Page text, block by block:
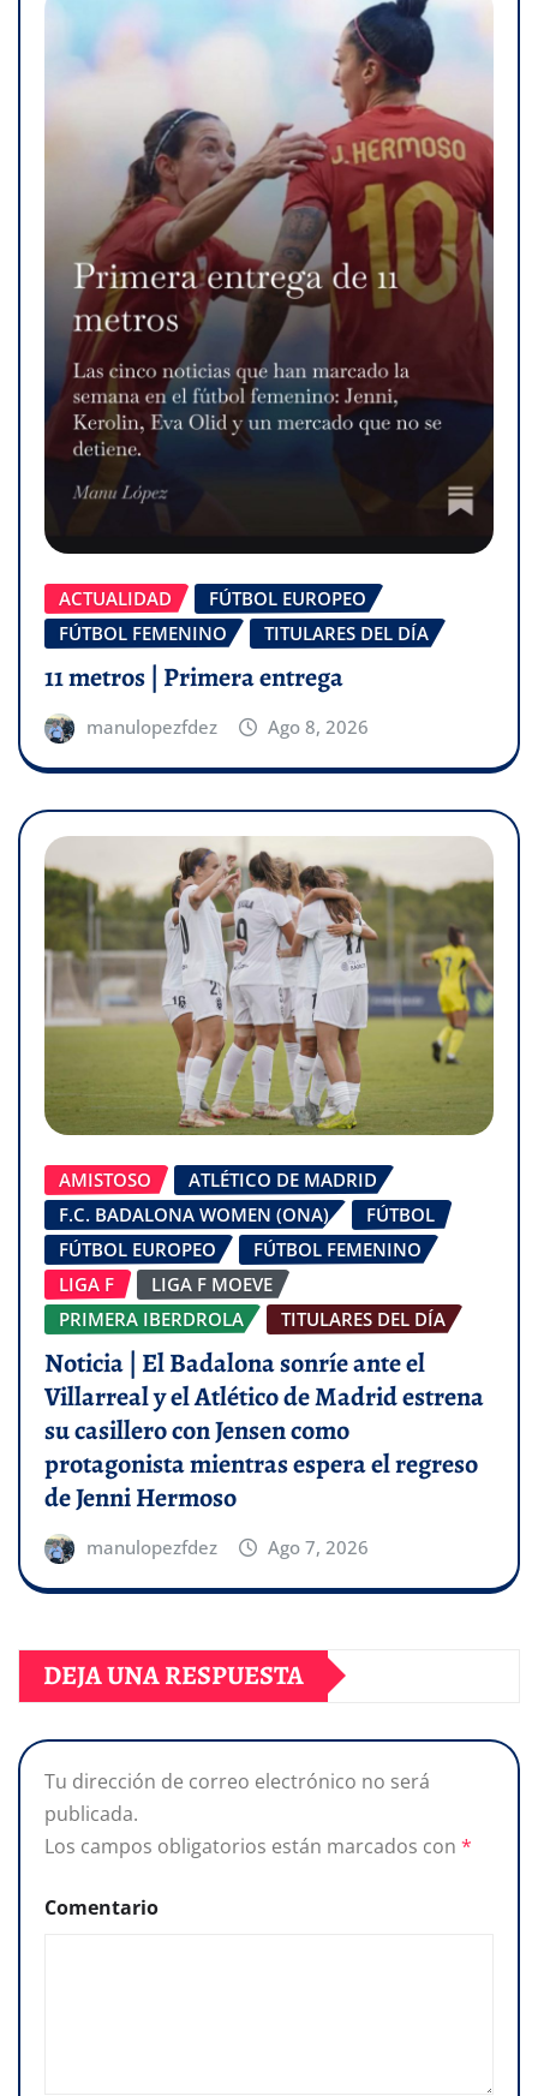
ACTUALIDAD
FÚTBOL EUROPEO
FÚTBOL FEMENINO
TITULARES DEL DÍA
11 metros | Primera entrega
manulopezfdez Ago 8, 2026
AMISTOSO
ATLÉTICO DE MADRID
F.C. BADALONA WOMEN (ONA)
FÚTBOL
FÚTBOL EUROPEO
FÚTBOL FEMENINO
LIGA F
LIGA F MOEVE
PRIMERA IBERDROLA
TITULARES DEL DÍA
Noticia | El Badalona sonríe ante el
Villarreal y el Atlético de Madrid estrena
su casillero con Jensen como
protagonista mientras espera el regreso
de Jenni Hermoso
manulopezfdez Ago 7, 2026
DEJA UNA RESPUESTA
Tu dirección de correo electrónico no será
publicada.
Los campos obligatorios están marcados con *
Comentario